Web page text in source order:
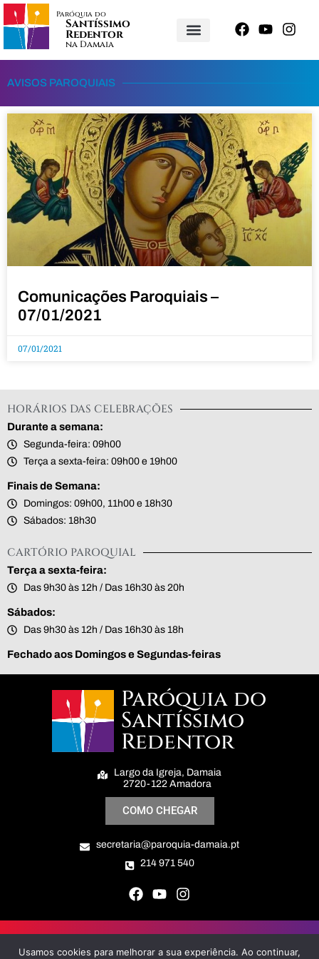
Paróquia do
Santíssimo
Redentor
na Damaia
AVISOS PAROQUIAIS
Comunicações Paroquiais –
07/01/2021
07/01/2021
HORÁRIOS DAS CELEBRAÇÕES
Durante a semana:
Segunda-feira: 09h00
Terça a sexta-feira: 09h00 e 19h00
Finais de Semana:
Domingos: 09h00, 11h00 e 18h30
Sábados: 18h30
CARTÓRIO PAROQUIAL
Terça a sexta-feira:
Das 9h30 às 12h / Das 16h30 às 20h
Sábados:
Das 9h30 às 12h / Das 16h30 às 18h
Fechado aos Domingos e Segundas-feiras
Paróquia do
Santíssimo
Redentor
Largo da Igreja, Damaia
2720-122 Amadora
COMO CHEGAR
secretaria@paroquia-damaia.pt
214 971 540
Politica de Privacidade e Cookies
Usamos cookies para melhorar a sua experiência. Ao continuar,